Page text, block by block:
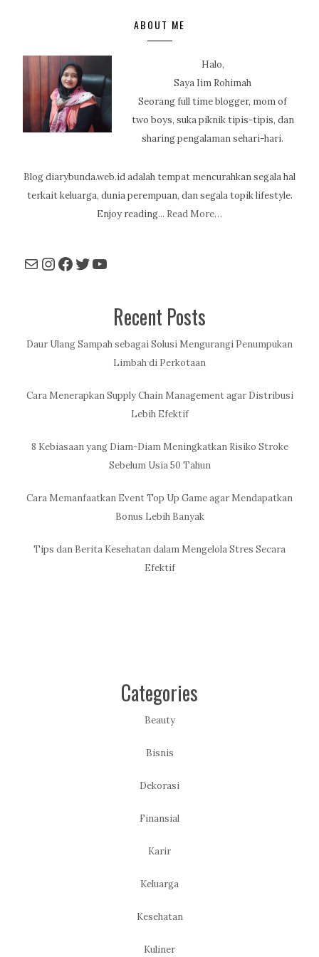
ABOUT ME
Halo,
Saya Iim Rohimah
Seorang full time blogger, mom of
two boys, suka piknik tipis-tipis, dan
sharing pengalaman sehari-hari.
Blog diarybunda.web.id adalah tempat mencurahkan segala hal
terkait keluarga, dunia perempuan, dan segala topik lifestyle.
Enjoy reading... Read More…
MailInstagram
Facebook
Twitter
YouTube
Recent Posts
Daur Ulang Sampah sebagai Solusi Mengurangi Penumpukan
Limbah di Perkotaan
Cara Menerapkan Supply Chain Management agar Distribusi
Lebih Efektif
8 Kebiasaan yang Diam-Diam Meningkatkan Risiko Stroke
Sebelum Usia 50 Tahun
Cara Memanfaatkan Event Top Up Game agar Mendapatkan
Bonus Lebih Banyak
Tips dan Berita Kesehatan dalam Mengelola Stres Secara
Efektif
Categories
Beauty
Bisnis
Dekorasi
Finansial
Karir
Keluarga
Kesehatan
Kuliner